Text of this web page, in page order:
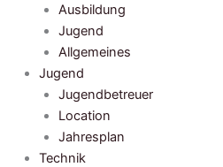
Ausbildung
Jugend
Allgemeines
Jugend
Jugendbetreuer
Location
Jahresplan
Technik